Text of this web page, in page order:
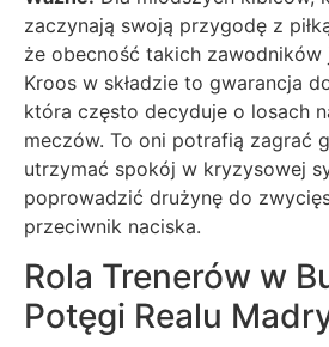
zaczynają swoją przygodę z
że obecność takich
Kroos w składzie to gwarancja
która często decyduje o losach
meczów. To oni potrafią zagrać
utrzymać spokój w kryzysowej
poprowadzić drużynę do
przeciwnik naciska.
Rola Trenerów w
Potęgi Realu